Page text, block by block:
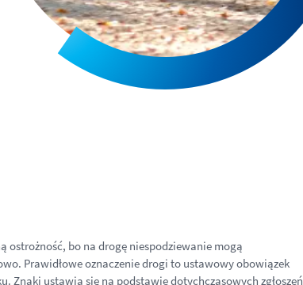
ostrożność, bo na drogę niespodziewanie mogą
Prawidłowe oznaczenie drogi to ustawowy obowiązek
Znaki ustawia się na podstawie dotychczasowych zgłoszeń